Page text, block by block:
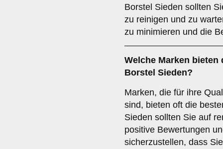
Borstel Sieden sollten
zu reinigen und zu
zu minimieren und die
Welche Marken bieten
Borstel Sieden?
Marken, die für ihre
sind, bieten oft die
Sieden sollten Sie auf
positive Bewertungen
sicherzustellen, dass